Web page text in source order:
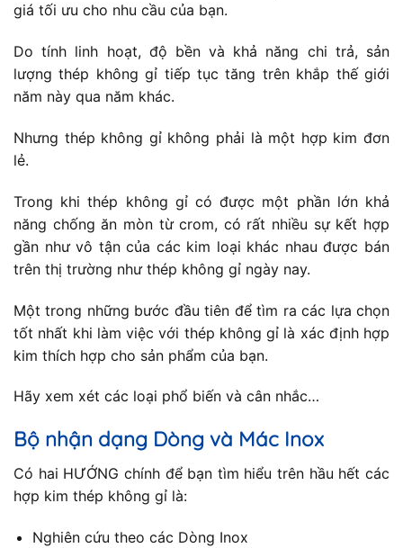
giá tối ưu cho nhu cầu của bạn.
Do tính linh hoạt, độ bền và khả năng chi trả, sản
lượng thép không gỉ tiếp tục tăng trên khắp thế giới
năm này qua năm khác.
Nhưng thép không gỉ không phải là một hợp kim đơn
lẻ.
Trong khi thép không gỉ có được một phần lớn khả
năng chống ăn mòn từ crom, có rất nhiều sự kết hợp
gần như vô tận của các kim loại khác nhau được bán
trên thị trường như thép không gỉ ngày nay.
Một trong những bước đầu tiên để tìm ra các lựa chọn
tốt nhất khi làm việc với thép không gỉ là xác định hợp
kim thích hợp cho sản phẩm của bạn.
Hãy xem xét các loại phổ biến và cân nhắc…
Bộ nhận dạng Dòng và Mác Inox
Có hai HƯỚNG chính để bạn tìm hiểu trên hầu hết các
hợp kim thép không gỉ là:
Nghiên cứu theo các Dòng Inox